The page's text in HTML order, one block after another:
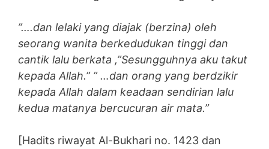
”….dan lelaki yang diajak (berzina) oleh
seorang wanita berkedudukan tinggi dan
cantik lalu berkata ,”Sesungguhnya aku takut
kepada Allah.” ” …dan orang yang berdzikir
kepada Allah dalam keadaan sendirian lalu
kedua matanya bercucuran air mata.”
[Hadits riwayat Al-Bukhari no. 1423 dan